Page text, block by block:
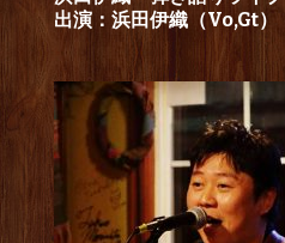
出演：浜田伊織（Vo,Gt）